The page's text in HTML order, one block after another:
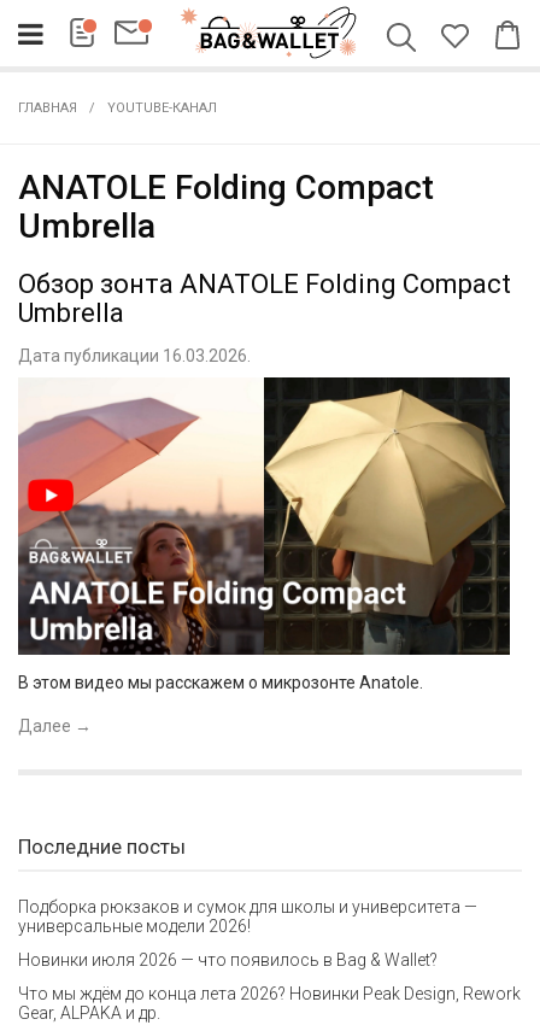
ГЛАВНАЯ YOUTUBE-КАНАЛ
ANATOLE Folding Compact
Umbrella
Обзор зонта ANATOLE Folding Compact
Umbrella
Дата публикации 16.03.2026.
В этом видео мы расскажем о микрозонте Anatole.
Далее →
Последние посты
Подборка рюкзаков и сумок для школы и университета —
универсальные модели 2026!
Новинки июля 2026 — что появилось в Bag & Wallet?
Что мы ждём до конца лета 2026? Новинки Peak Design, Rework
Gear, ALPAKA и др.